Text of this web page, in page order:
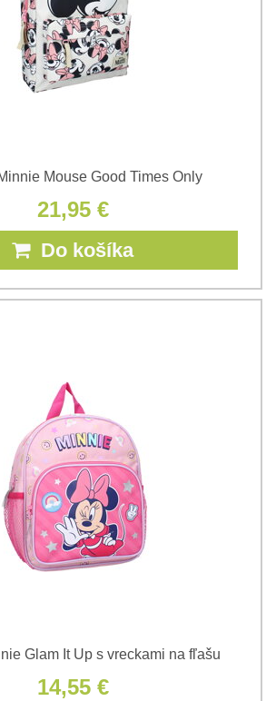
Mouse Good Times Only
21,95 €
Do košíka
Glam It Up s vreckami na fľašu
14,55 €